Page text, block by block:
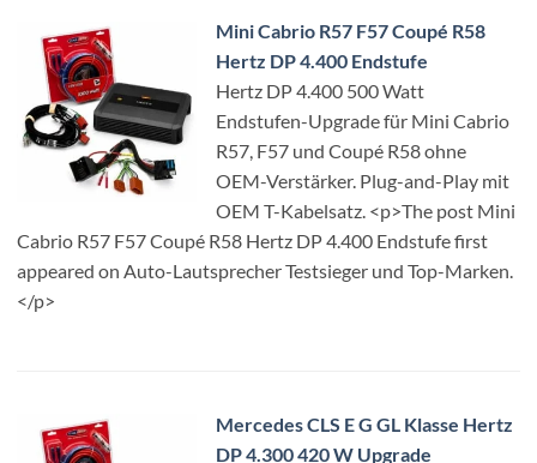
Mini Cabrio R57 F57 Coupé R58
Hertz DP 4.400 Endstufe
Hertz DP 4.400 500 Watt
Endstufen-Upgrade für Mini Cabrio
R57, F57 und Coupé R58 ohne
OEM-Verstärker. Plug-and-Play mit
OEM T-Kabelsatz. <p>The post Mini
Cabrio R57 F57 Coupé R58 Hertz DP 4.400 Endstufe first
appeared on Auto-Lautsprecher Testsieger und Top-Marken.
</p>
Mercedes CLS E G GL Klasse Hertz
DP 4.300 420 W Upgrade